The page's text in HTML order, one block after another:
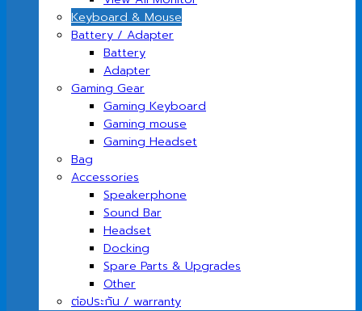
Keyboard & Mouse
Battery / Adapter
Battery
Adapter
Gaming Gear
Gaming Keyboard
Gaming mouse
Gaming Headset
Bag
Accessories
Speakerphone
Sound Bar
Headset
Docking
Spare Parts & Upgrades
Other
ต่อประกัน / warranty